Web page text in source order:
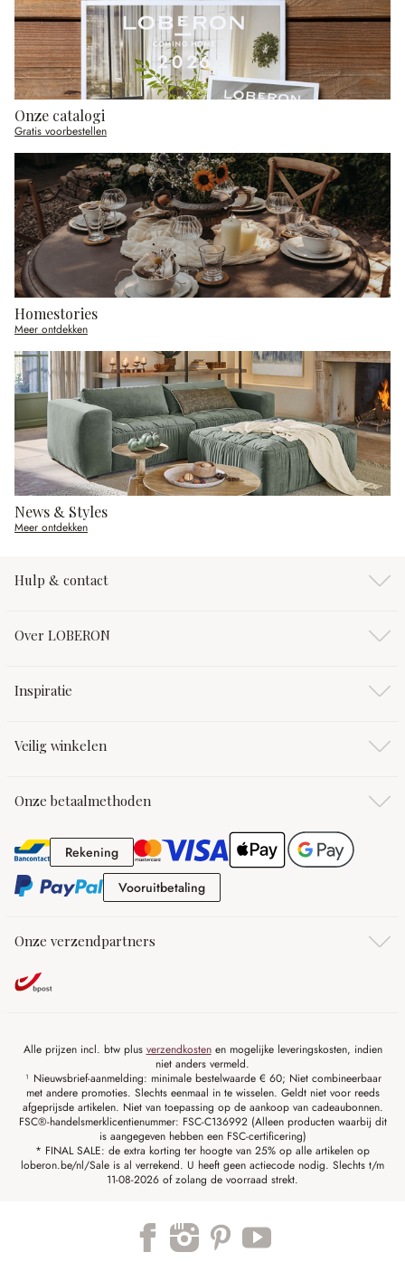
Onze catalogi
Gratis voorbestellen
Homestories
Meer ontdekken
News & Styles
Meer ontdekken
Hulp & contact
Over LOBERON
Inspiratie
Veilig winkelen
Onze betaalmethoden
RekeningRekening
VooruitbetalingVooruitbetaling
Onze verzendpartners
Alle prijzen incl. btw plus verzendkostenen mogelijke leveringskosten, indien
niet anders vermeld.
¹ Nieuwsbrief-aanmelding: minimale bestelwaarde € 60; Niet combineerbaar
met andere promoties. Slechts eenmaal in te wisselen. Geldt niet voor reeds
afgeprijsde artikelen. Niet van toepassing op de aankoop van cadeaubonnen.
FSC®-handelsmerklicentienummer: FSC-C136992 (Alleen producten waarbij dit
is aangegeven hebben een FSC-certificering)
* FINAL SALE: de extra korting ter hoogte van 25% op alle artikelen op
loberon.be/nl/Sale is al verrekend. U heeft geen actiecode nodig. Slechts t/m
11-08-2026 of zolang de voorraad strekt.